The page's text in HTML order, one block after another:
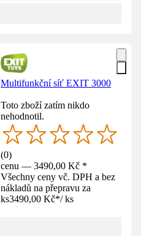
Multifunkční síť EXIT 3000
Toto zboží zatím nikdo
nehodnotil.
(0)
cenu — 3490,00 Kč *
Všechny ceny vč. DPH a bez
nákladů na přepravu za
ks3490,00 Kč*/ ks